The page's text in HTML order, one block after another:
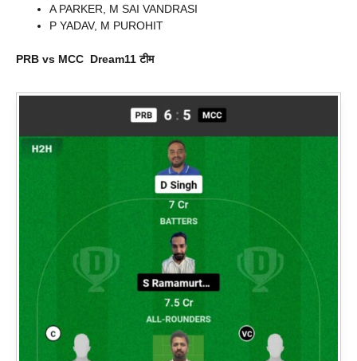
A PARKER, M SAI VANDRASI
P YADAV, M PUROHIT
PRB vs MCC Dream11 टीम